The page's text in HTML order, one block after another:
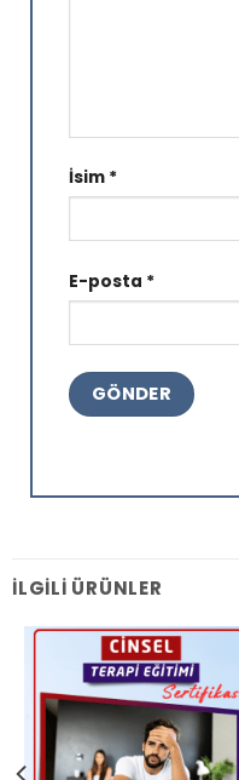
İsim *
E-posta *
İLGILI ÜRÜNLER